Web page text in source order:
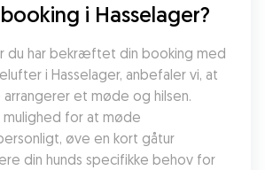
i Hasselager?
du har bekræftet din booking med
i Hasselager, anbefaler vi, at
et møde og hilsen.
for at møde
øve en kort gåtur
din hunds specifikke behov for